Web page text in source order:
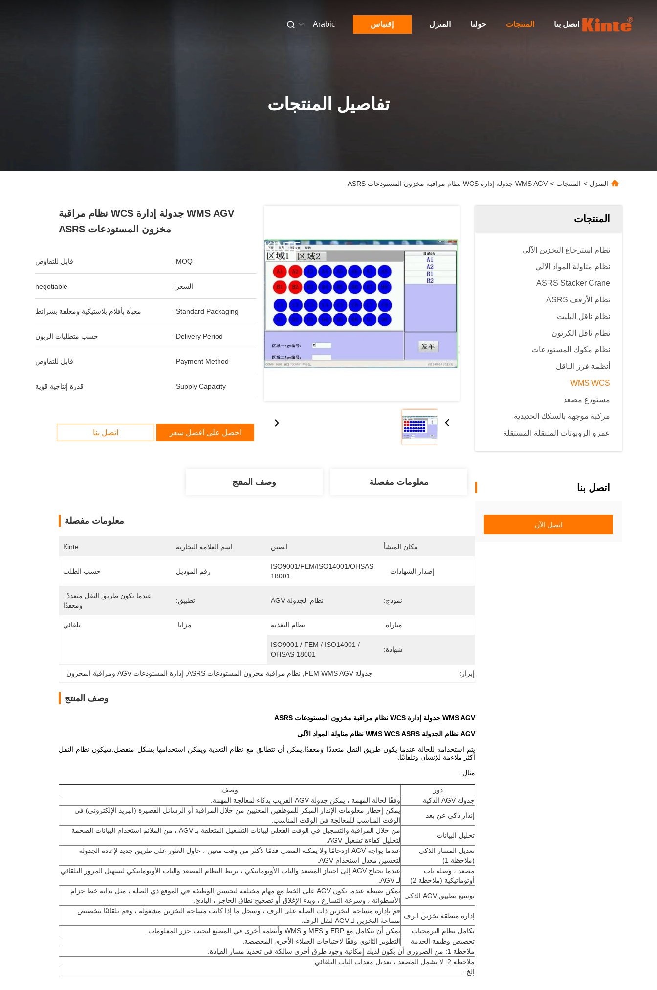
المنزل حولنا المنتجات اتصل بنا إقتباس Arabic
تفاصيل المنتجات
المنزل > المنتجات > WMS AGV جدولة إدارة WCS نظام مراقبة مخزون المستودعات ASRS
المنتجات
نظام استرجاع التخزين الآلي
نظام مناولة المواد الآلي
ASRS Stacker Crane
نظام الأرفف ASRS
نظام ناقل البليت
نظام ناقل الكرتون
نظام مكوك المستودعات
أنظمة فرز الناقل
WMS WCS
مستودع مصعد
مركبة موجهة بالسكك الحديدية
عمرو الروبوتات المتنقلة المستقلة
اتصل بنا
اتصل الآن
WMS AGV جدولة إدارة WCS نظام مراقبة
مخزون المستودعات ASRS
MOQ: قابل للتفاوض
السعر: negotiable
Standard Packaging: معبأة بأفلام بلاستيكية ومغلفة بشرائط
Delivery Period: حسب متطلبات الزبون
Payment Method: قابل للتفاوض
Supply Capacity: قدرة إنتاجية قوية
احصل على أفضل سعر اتصل بنا
معلومات مفصلة وصف المنتج
معلومات مفصلة
مكان المنشأ الصين اسم العلامة التجارية Kinte
إصدار الشهادات
ISO9001/FEM/ISO14001/OHSAS
18001
رقم الموديل حسب الطلب
نموذج: نظام الجدولة AGV تطبيق:
ومعقدًا
مباراة: نظام التغذية مزايا: تلقائي
شهادة:
ISO9001 / FEM / ISO14001 /
OHSAS 18001
إبراز: جدولة FEM WMS AGV نظام مراقبة مخزون المستودعات ASRS إدارة المستودعات AGV ومراقبة المخزون
وصف المنتج
WMS AGV جدولة إدارة WCS نظام مراقبة مخزون المستودعات ASRS
AGV نظام الجدولة WMS WCS ASRS نظام مناولة المواد الآلي
يتم استخدامه للحالة عندما يكون طريق النقل متعددًا ومعقدًا.يمكن أن تتطابق مع نظام التغذية ويمكن استخدامها بشكل منفصل.سيكون نظام النقل
أكثر ملاءمة للإنسان وتلقائيًا.
مثال:
دور
وصف
جدولة AGV الذكية
وفقًا لحالة المهمة ، يمكن جدولة AGV القريب بذكاء لمعالجة المهمة.
إنذار ذكي عن بعد
يمكن إخطار معلومات الإنذار المبكر للموظفين المعنيين من خلال المراقبة أو الرسائل القصيرة (البريد الإلكتروني) في
الوقت المناسب للمعالجة في الوقت المناسب.
تحليل البيانات
من خلال المراقبة والتسجيل في الوقت الفعلي لبيانات التشغيل المتعلقة بـ AGV ، من الملائم استخدام البيانات الضخمة
لتحليل كفاءة تشغيل AGV.
تعديل المسار الذكي
(ملاحظة 1)
عندما يواجه AGV ازدحامًا ولا يمكنه المضي قدمًا لأكثر من وقت معين ، حاول العثور على طريق جديد لإعادة الجدولة
لتحسين معدل استخدام AGV.
مصعد ، وصلة باب
أوتوماتيكية (ملاحظة 2)
عندما يحتاج AGV إلى اجتياز المصعد والباب الأوتوماتيكي ، يربط النظام المصعد والباب الأوتوماتيكي لتسهيل المرور التلقائي
لـ AGV.
توسيع تطبيق AGV الذكي
يمكن ضبطه عندما يكون AGV على الخط مع مهام مختلفة لتحسين الوظيفة في الموقع ذي الصلة ، مثل بداية خط حزام
الأسطوانة ، وسرعة التسارع ، وبدء الإغلاق أو تصحيح نطاق الحاجز ، البادئ.
إدارة منطقة تخزين الرف
قم بإدارة مساحة التخزين ذات الصلة على الرف ، وسجل ما إذا كانت مساحة التخزين مشغولة ، وقم تلقائيًا بتخصيص
مساحة التخزين لـ AGV لنقل الرف.
تكامل نظام البرمجيات
يمكن أن تتكامل مع ERP و MES و WMS وأنظمة أخرى في المصنع لتجنب جزر المعلومات.
تخصيص وظيفة الخدمة
التطوير الثانوي وفقًا لاحتياجات العملاء الأخرى المخصصة.
ملاحظة 1: من الضروري أن يكون لديك إمكانية وجود طرق أخرى سالكة في تحديد مسار القيادة.
ملاحظة 2: لا يشمل المصعد ، تعديل معدات الباب التلقائي.
إلخ.